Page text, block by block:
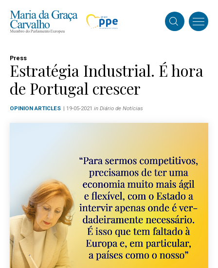
Press
Estratégia Industrial. É hora
de Portugal crescer
OPINION ARTICLES | 19-05-2021 in Diário de Notícias